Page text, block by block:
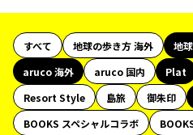
すべて 地球の歩き方 海外
地
aruco 海外
aruco 国内 Plat
Resort Style
島旅 御朱印
BOOKS スペシャルコラボ